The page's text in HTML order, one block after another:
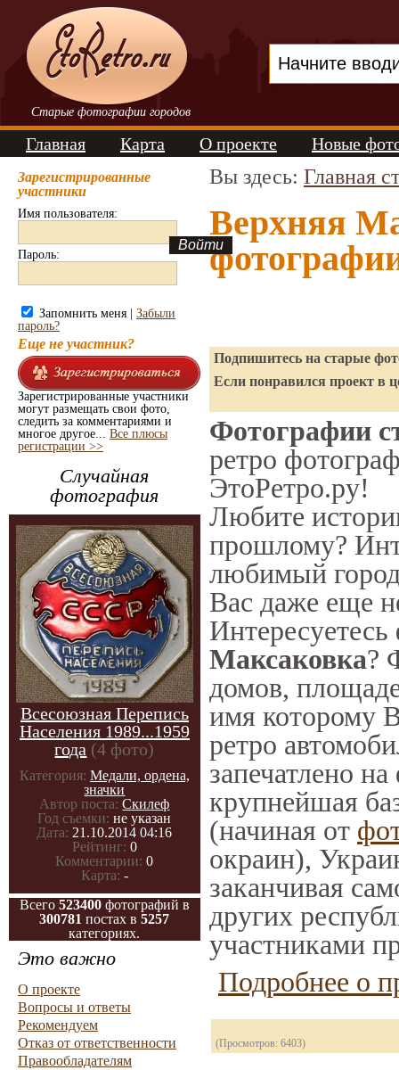
Старые фотографии городов
Главная Карта О проекте Новые
Зарегистрированные
участники
Имя пользователя:
Пароль:
Запомнить меня | Забыли
пароль?
Еще не участник?
Зарегистрированные участники
могут размещать свои фото,
следить за комментариями и
многое другое... Все плюсы
регистрации >>
Случайная
фотография
Всесоюзная Перепись
Населения 1989...1959
года (4 фото)
Категория: Медали, ордена,
значки
Автор поста: Скилеф
Год съемки: не указан
Дата: 21.10.2014 04:16
Рейтинг: 0
Комментарии: 0
Карта: -
Всего 523400 фотографий в
300781 постах в5257
категориях.
Это важно
О проекте
Вопросы и ответы
Рекомендуем
Отказ от ответственности
Правообладателям
Вы здесь: Главная
Верхняя
Подпишитесь на старые
Если понравился проект в
Фотографии
ретро
ЭтоРетро.ру!
Любите
прошлому?
любимый
Вас даже еще
Интересуетесь
Максаковка?
домов,
имя которому
ретро
запечатлено
крупнейшая
(начиная от
окраин),
заканчивая
других
участниками
Подробнее о
(Просмотров: 6403)